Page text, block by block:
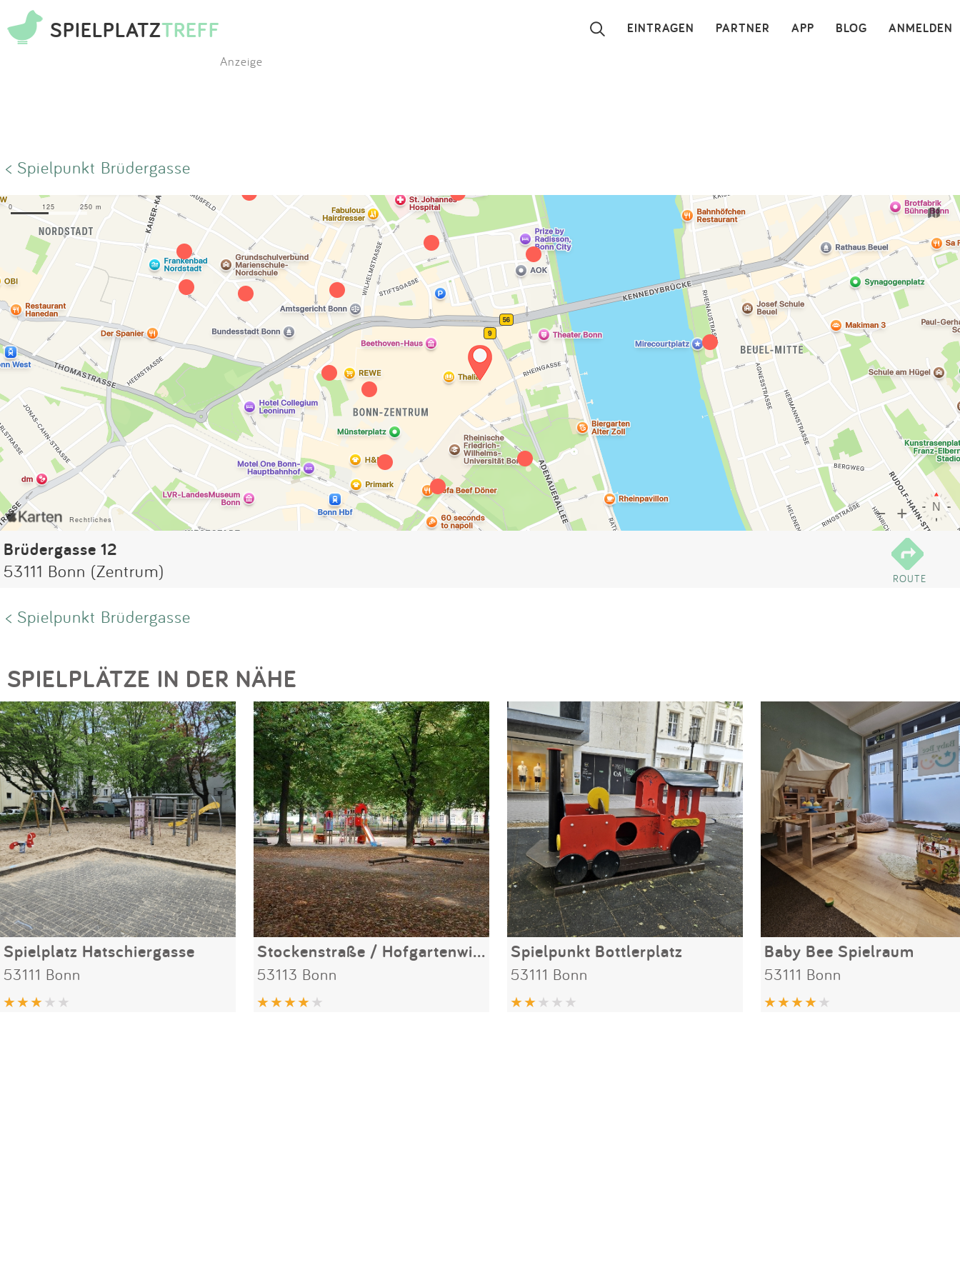
SPIELPLATZTREFF ANMELDEN
BLOG
APP
PARTNER
EINTRAGEN ×
Blog
Partner
Kontakt
Impressum
Anmelden
Anzeige
< Spielpunkt Brüdergasse
Brüdergasse 12
53111 Bonn (Zentrum) ROUTE
< Spielpunkt Brüdergasse
SPIELPLÄTZE IN DER NÄHE
Spielplatz Hatschiergasse
53111 Bonn
Stockenstraße / Hofgartenwiese
53113 Bonn
Spielpunkt Bottlerplatz
53111 Bonn
Baby Bee Spielraum
53111 Bonn